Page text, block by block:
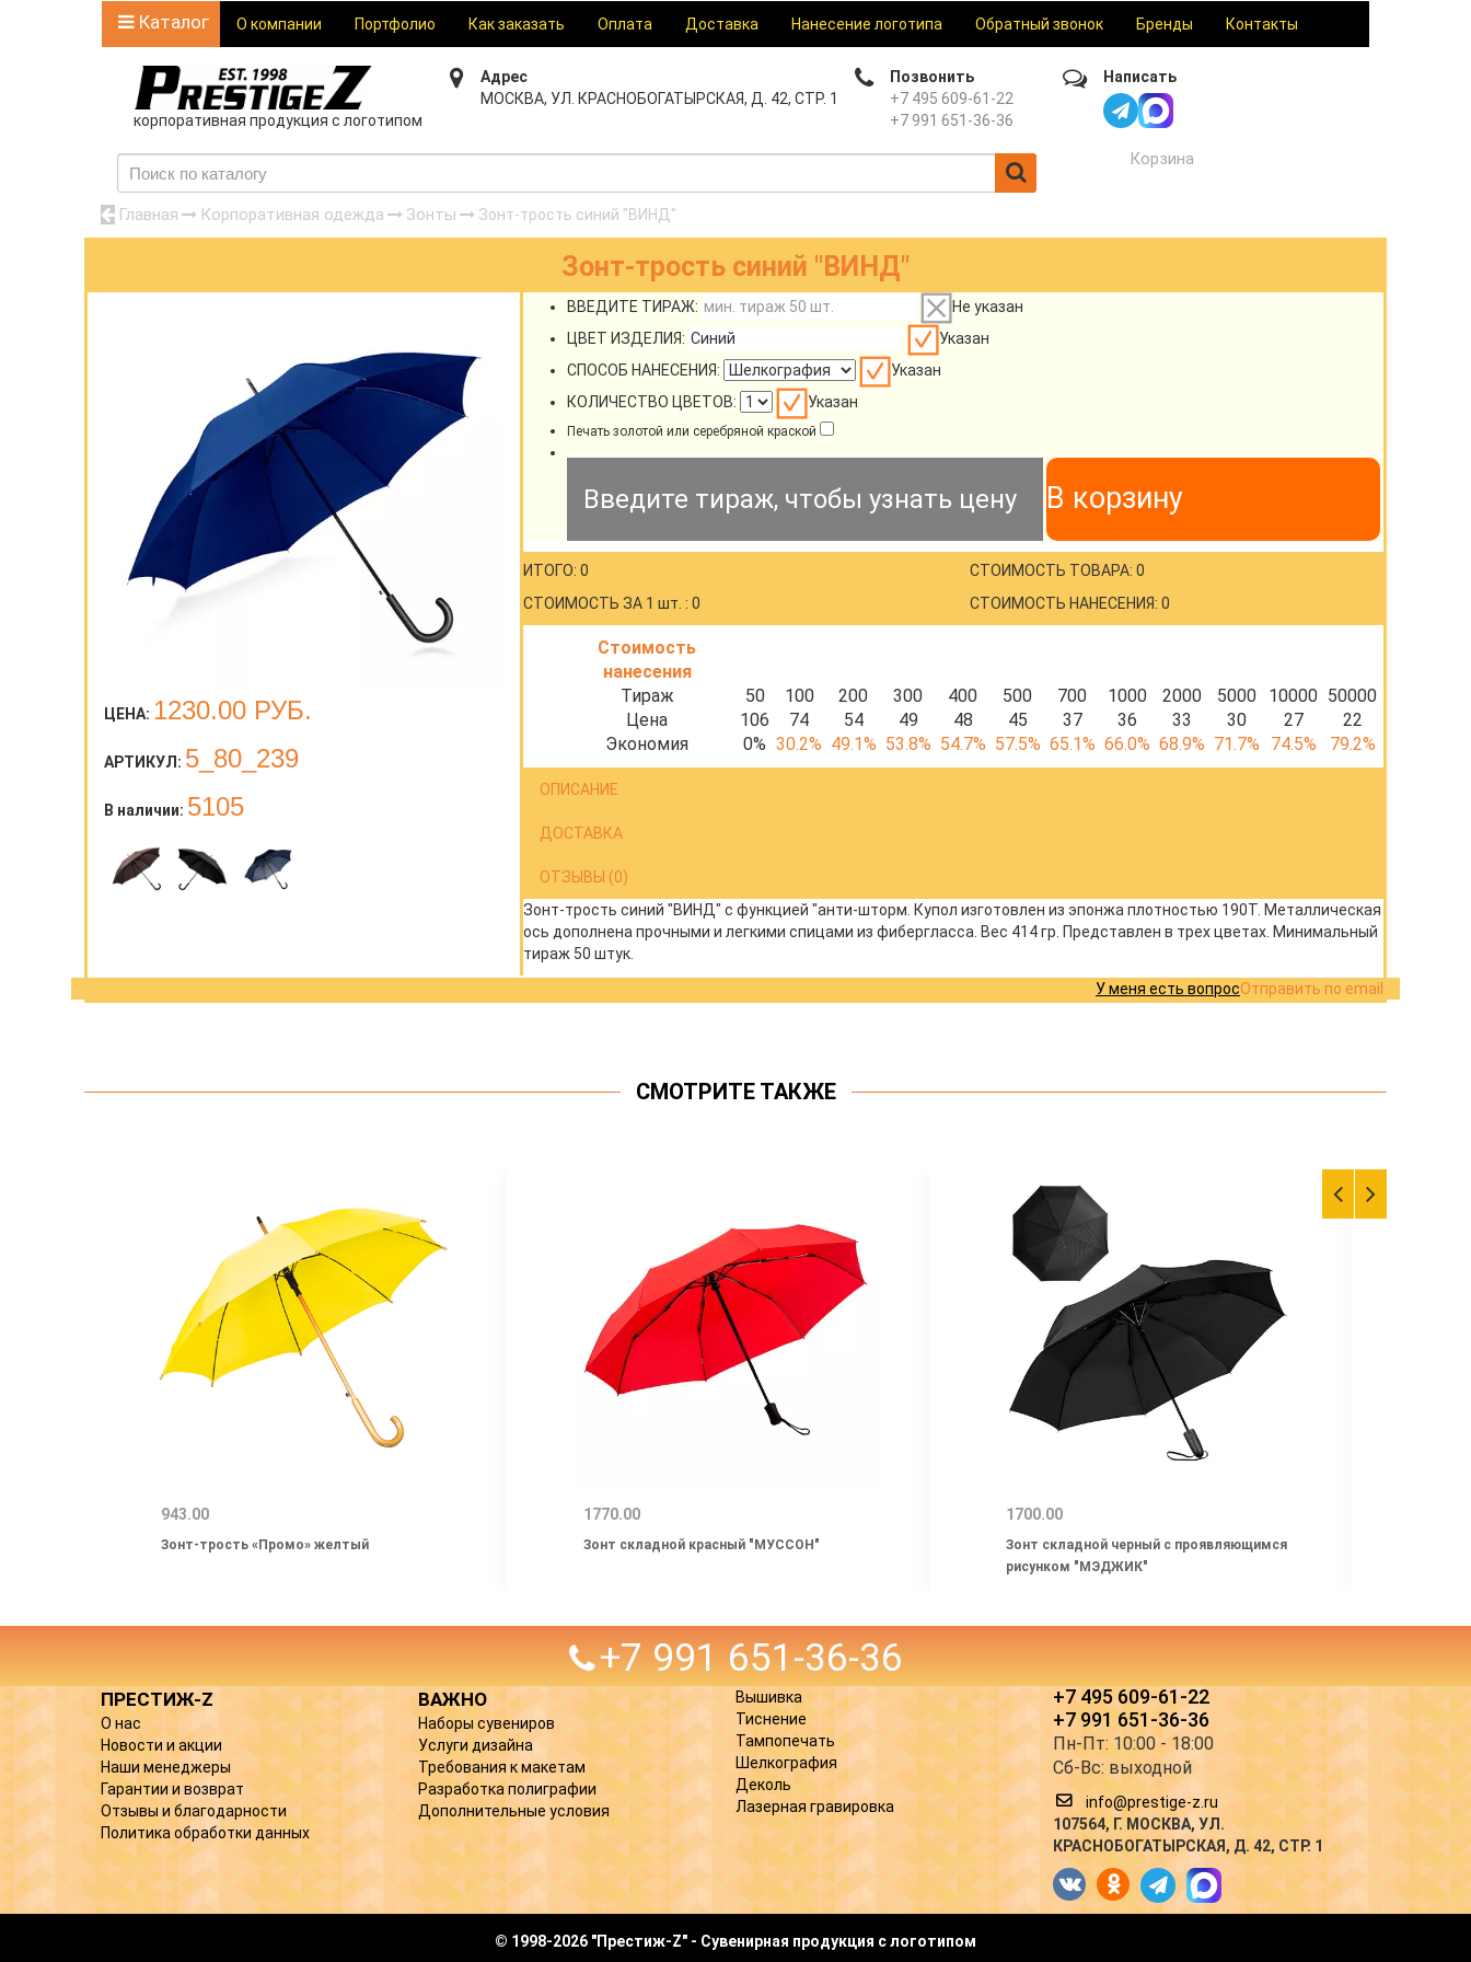
Каталог О компании Портфолио Как заказать Оплата Доставка Нанесение логотипа Обратный звонок Бренды Контакты
корпоративная продукция с логотипом
Адрес
МОСКВА, УЛ. КРАСНОБОГАТЫРСКАЯ, Д. 42, СТР. 1
Позвонить
+7 495 609-61-22
+7 991 651-36-36
Написать
Корзина
Главная Корпоративная одежда Зонты Зонт-трость синий "ВИНД"
Зонт-трость синий "ВИНД"
ЦЕНА: 1230.00 РУБ.
АРТИКУЛ: 5_80_239
В наличии: 5105
ВВЕДИТЕ ТИРАЖ:
Не указан
ЦВЕТ ИЗДЕЛИЯ:
Указан
СПОСОБ НАНЕСЕНИЯ:
Указан
КОЛИЧЕСТВО ЦВЕТОВ:
Указан
Печать золотой или серебряной краской
Введите тираж, чтобы узнать цену В корзину
ИТОГО: 0
СТОИМОСТЬ ЗА 1 шт. : 0
СТОИМОСТЬ ТОВАРА: 0
СТОИМОСТЬ НАНЕСЕНИЯ: 0
Стоимость
нанесения
Тираж
50 100 200 300 400 500 700 1000 2000 5000 10000 50000
Цена
106 74 54 49 48 45 37 36 33 30 27
22
Экономия
0% 30.2% 49.1% 53.8% 54.7% 57.5% 65.1% 66.0% 68.9% 71.7% 74.5% 79.2%
ОПИСАНИЕ
ДОСТАВКА
ОТЗЫВЫ (0)
Зонт-трость синий "ВИНД" с функцией "анти-шторм. Купол изготовлен из эпонжа плотностью 190T. Металлическая
ось дополнена прочными и легкими спицами из фибергласса. Вес 414 гр. Представлен в трех цветах. Минимальный
тираж 50 штук.
Отправить по email
У меня есть вопрос
СМОТРИТЕ ТАКЖЕ
943.00
Зонт-трость «Промо» желтый
1770.00
Зонт складной красный "МУССОН"
1700.00
Зонт складной черный с проявляющимся
рисунком "МЭДЖИК"
+7 991 651-36-36
ПРЕСТИЖ-Z
О нас
Новости и акции
Наши менеджеры
Гарантии и возврат
Отзывы и благодарности
Политика обработки данных
ВАЖНО
Наборы сувениров
Услуги дизайна
Требования к макетам
Разработка полиграфии
Дополнительные условия
Вышивка
Тиснение
Тампопечать
Шелкография
Деколь
Лазерная гравировка
+7 495 609-61-22
+7 991 651-36-36
Пн-Пт: 10:00 - 18:00
Сб-Вс: выходной
info@prestige-z.ru
107564, Г. МОСКВА, УЛ.
КРАСНОБОГАТЫРСКАЯ, Д. 42, СТР. 1
© 1998-2026 "Престиж-Z" - Сувенирная продукция с логотипом